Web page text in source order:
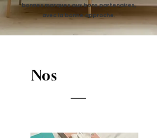
bonnes marques aux bons partenaires,
avec la bonne approche.
Nos